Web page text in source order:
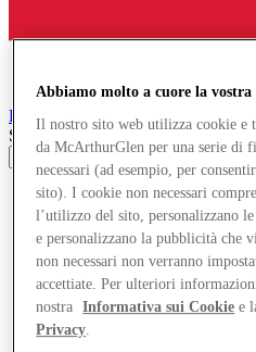
Roermond
Designer Outlet
Search input
Negozi
Offerte
Pianifica la tua visita
Cosa c'è in programma
Servizi
Scopri la regione
Gift Card
Abbiamo molto a cuore la
Il nostro sito web utilizza cookie e
da McArthurGlen per una serie di
necessari (ad esempio, per
sito). I cookie non necessari
l’utilizzo del sito, personalizzano
e personalizzano la pubblicità che
non necessari non verranno
accettiate. Per ulteriori
nostra
Informativa sui Cookie e
Privacy.